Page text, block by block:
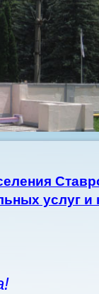
услуг и